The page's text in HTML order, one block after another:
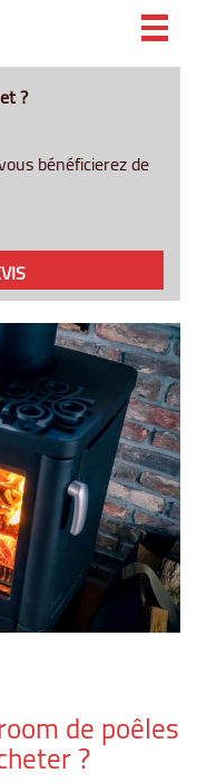
?
bénéficierez de
de poêles
?